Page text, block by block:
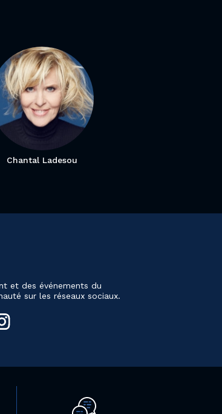
Chantal Ladesou
et des événements du
sur les réseaux sociaux.